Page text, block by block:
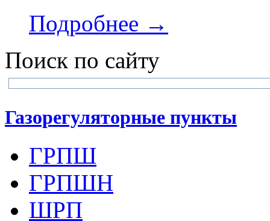
Подробнее →
Поиск по сайту
Газорегуляторные пункты
ГРПШ
ГРПШН
ШРП